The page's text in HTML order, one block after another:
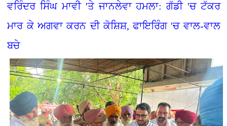
ਵਰਿੰਦਰ ਸਿੰਘ ਮਾਵੀ 'ਤੇ ਜਾਨਲੇਵਾ ਹਮਲਾ: ਗੱਡੀ 'ਚ ਟੱਕਰ
ਮਾਰ ਕੇ ਅਗਵਾ ਕਰਨ ਦੀ ਕੋਸ਼ਿਸ਼, ਫਾਇਰਿੰਗ 'ਚ ਵਾਲ-ਵਾਲ
ਬਚੇ